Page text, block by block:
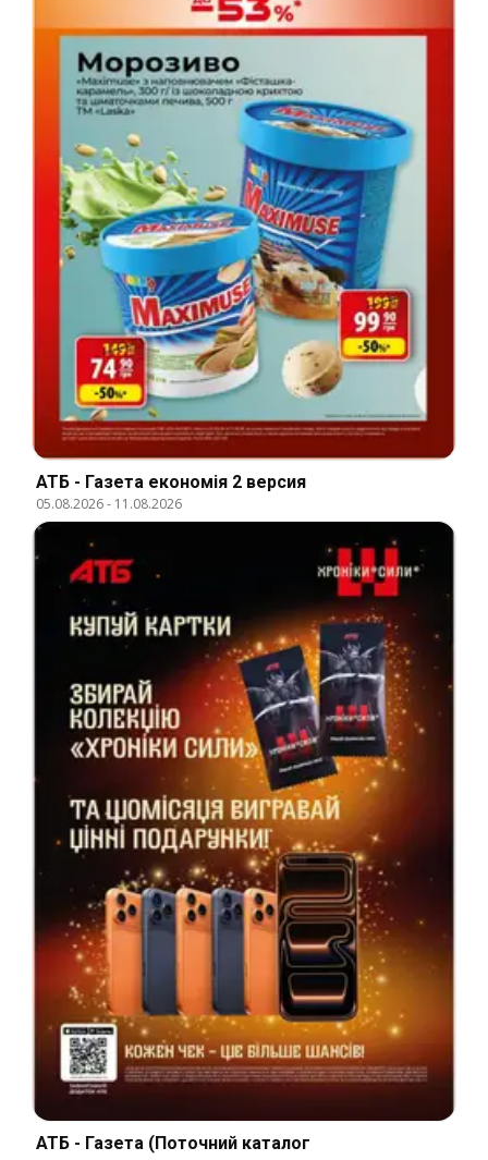
АТБ - Газета економія 2 версия
05.08.2026- 11.08.2026
АТБ - Газета (Поточний каталог